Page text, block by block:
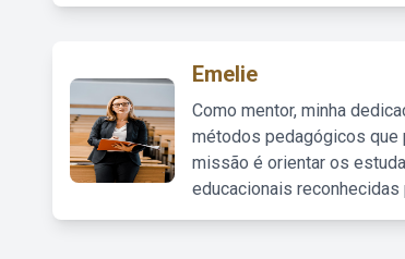
Emelie
Como mentor, minha
métodos pedagógicos que
missão é orientar os
educacionais